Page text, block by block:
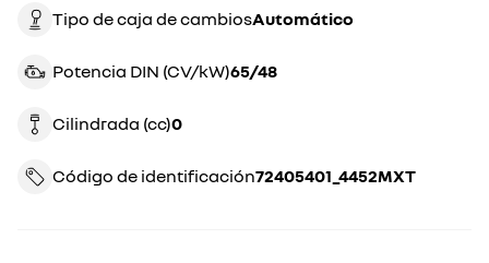
Tipo de caja de cambios automático
Potencia DIN (CV/kW) 65/48
Cilindrada (cc)0
Código de identificación 72405401_4452MXT